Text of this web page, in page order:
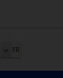
FR